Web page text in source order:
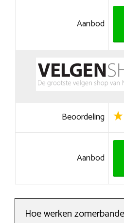
Aanbod
Beoordeling
Aanbod
Hoe werken